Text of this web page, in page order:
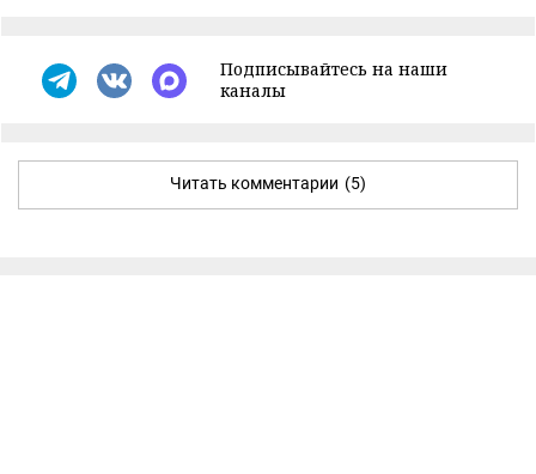
Подписывайтесь на наши
каналы
Читать комментарии (5)